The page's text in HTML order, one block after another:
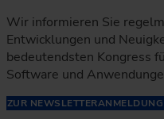
Wir informieren Sie
Entwicklungen und
bedeutendsten Kongress
Software und
ZUR NEWSLETTERANMELDUNG